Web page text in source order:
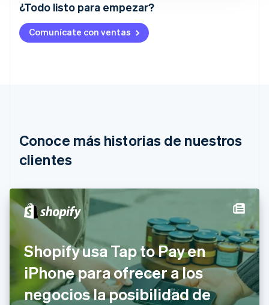
¿Todo listo para empezar?
Comunícate con ventas
Conoce más historias de nuestros
clientes
Shopify usa Tap to Pay en
iPhone para ofrecer a los
negocios la posibilidad de
Alemania
DeutschEnglish
Australia
Bulgaria
English
Canadá
China continental
简体中文 English
Chipre
English
Croacia
English Italiano
Dinamarca
English
Emiratos Árabes Unidos
English